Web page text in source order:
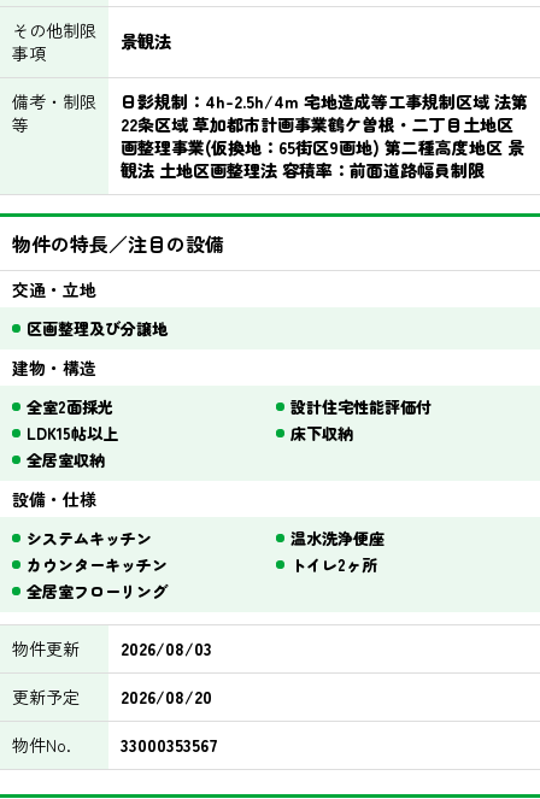
その他制限
事項
景観法
備考・制限
等
日影規制：4h-2.5h/4m 宅地造成等工事規制区域 法第
22条区域 草加都市計画事業鶴ケ曽根・二丁目土地区
画整理事業(仮換地：65街区9画地) 第二種高度地区 景
観法 土地区画整理法 容積率：前面道路幅員制限
物件の特長／注目の設備
交通・立地
区画整理及び分譲地
建物・構造
全室2面採光
設計住宅性能評価付
LDK15帖以上
床下収納
全居室収納
設備・仕様
システムキッチン
温水洗浄便座
カウンターキッチン
トイレ2ヶ所
全居室フローリング
物件更新
2026/08/03
更新予定
2026/08/20
物件No.
33000353567